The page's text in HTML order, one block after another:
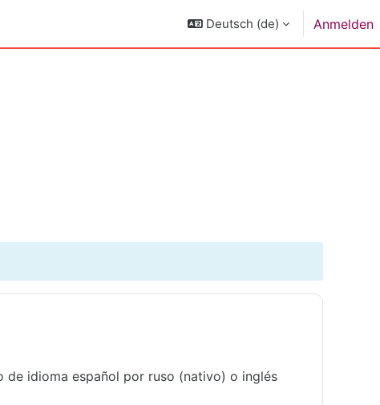
Deutsch ‎(de)‎ Anmelden
de idioma español por ruso (nativo) o inglés